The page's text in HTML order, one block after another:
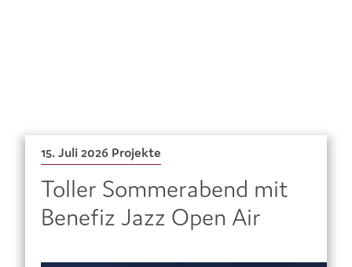
15. Juli 2026 Projekte
Toller Sommerabend mit
Benefiz Jazz Open Air